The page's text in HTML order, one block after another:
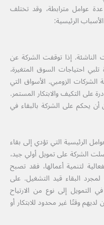
عوامل مترابطة، وقد تختلف
الرئيسية:
الناشئة. إذا توقفت الشركة عن
احتياجات السوق المتغيرة،
الزومبي. الأسواق التي
على التكيف والابتكار المستمر.
يحكم على الشركة بالبقاء في
الرئيسية التي تؤدي إلى بقاء
الشركة على تمويل أولي جيد،
لتنمية أعمالها، فقد تصبح
البقاء قيد التشغيل. على
التمويل إلى نوع من الارتياح
وقتًا غير محدود للابتكار أو